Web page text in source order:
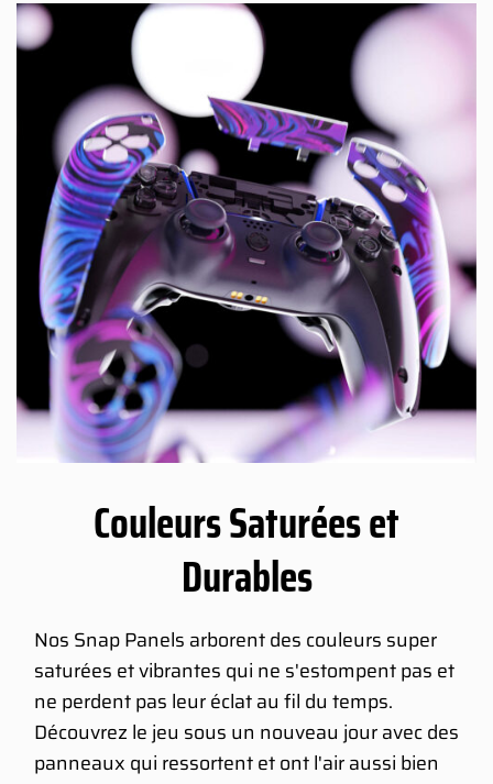
Couleurs Saturées et
Durables
Nos Snap Panels arborent des couleurs super
saturées et vibrantes qui ne s'estompent pas et
ne perdent pas leur éclat au fil du temps.
Découvrez le jeu sous un nouveau jour avec des
panneaux qui ressortent et ont l'air aussi bien